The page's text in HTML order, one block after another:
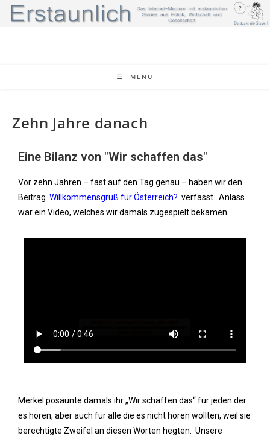
MENÜ
Zehn Jahre danach
Eine Bilanz von "Wir schaffen das"
Vor zehn Jahren – fast auf den Tag genau – haben wir den
Beitrag Willkommensgruß für Österreich? verfasst. Anlass
war ein Video, welches wir damals zugespielt bekamen.
Merkel posaunte damals ihr „Wir schaffen das“ für jeden der
es hören, aber auch für alle die es nicht hören wollten, weil sie
berechtigte Zweifel an diesen Worten hegten. Unsere